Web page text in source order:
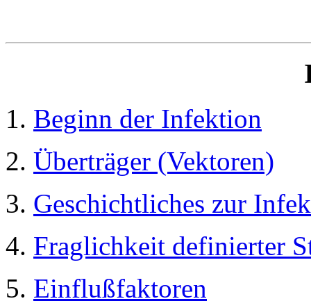
1. Beginn der Infektion
2. Überträger (Vektoren)
3. Geschichtliches zur
4. Fraglichkeit definierter
5. Einflußfaktoren